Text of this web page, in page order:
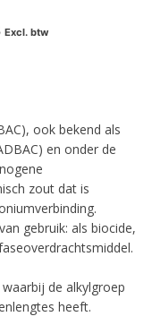
Excl. btw
ook bekend als
en onder de
zout dat is
gebruik: als biocide,
de alkylgroep
heeft.